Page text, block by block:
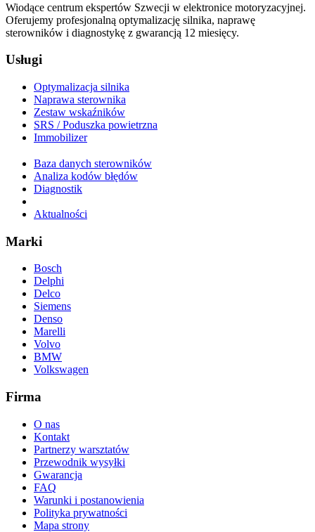
Wiodące centrum ekspertów Szwecji w elektronice motoryzacyjnej.
Oferujemy profesjonalną optymalizację silnika, naprawę
sterowników i diagnostykę z gwarancją 12 miesięcy.
Usługi
Optymalizacja silnika
Naprawa sterownika
Zestaw wskaźników
SRS / Poduszka powietrzna
Immobilizer
Baza danych sterowników
Analiza kodów błędów
Diagnostik
Aktualności
Marki
Bosch
Delphi
Delco
Siemens
Denso
Marelli
Volvo
BMW
Volkswagen
Firma
O nas
Kontakt
Partnerzy warsztatów
Przewodnik wysyłki
Gwarancja
FAQ
Warunki i postanowienia
Polityka prywatności
Mapa strony